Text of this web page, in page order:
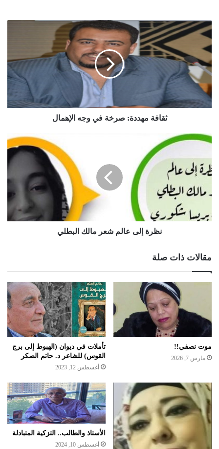
ثقافة مهددة: صرخة في وجه الإهمال
نظرة إلى عالم شعر مالك البطلي
مقالات ذات صلة
موت نصفي!!
مارس 7, 2026
تأملات في ديوان (الهبوط إلى برج
القوس) للشاعر د. حاتم الصكر
أغسطس 12, 2023
الأستاذ والطالب.. التزكية المتبادلة
أغسطس 10, 2024